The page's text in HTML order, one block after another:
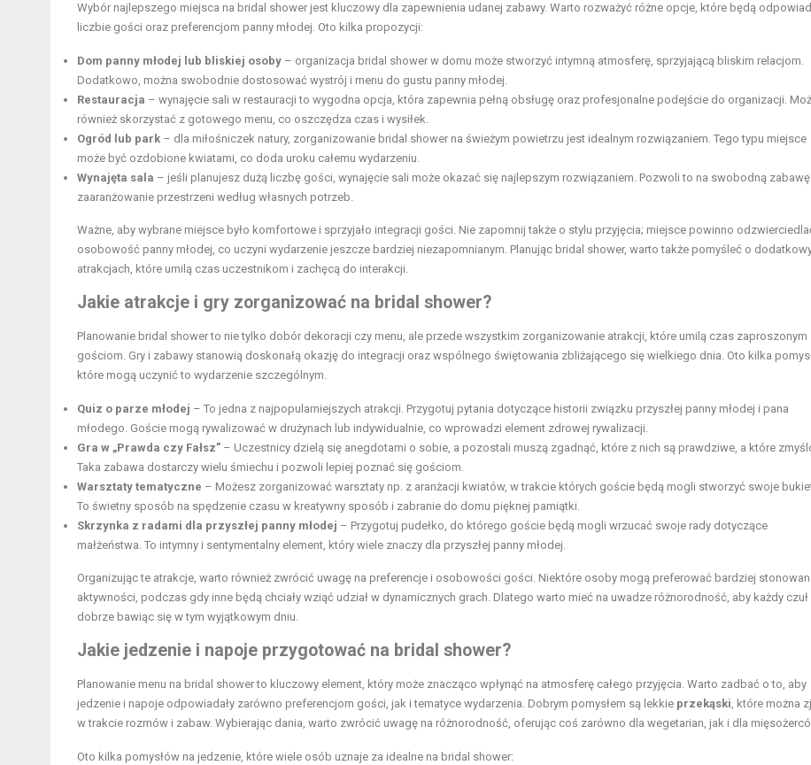
Wybór najlepszego miejsca na bridal shower jest kluczowy dla zapewnienia udanej zabawy. Warto rozważyć różne opcje, które będą
liczbie gości oraz preferencjom panny młodej. Oto kilka propozycji:
Dom panny młodej lub bliskiej osoby – organizacja bridal shower w domu może stworzyć intymną atmosferę, sprzyjającą bliskim relacjom.
Dodatkowo, można swobodnie dostosować wystrój i menu do gustu panny młodej.
Restauracja – wynajęcie sali w restauracji to wygodna opcja, która zapewnia pełną obsługę oraz profesjonalne podejście do organizacji.
również skorzystać z gotowego menu, co oszczędza czas i wysiłek.
Ogród lub park – dla miłośniczek natury, zorganizowanie bridal shower na świeżym powietrzu jest idealnym rozwiązaniem. Tego typu miejsce
może być ozdobione kwiatami, co doda uroku całemu wydarzeniu.
Wynajęta sala – jeśli planujesz dużą liczbę gości, wynajęcie sali może okazać się najlepszym rozwiązaniem. Pozwoli to na swobodną zabawę
zaaranżowanie przestrzeni według własnych potrzeb.
Ważne, aby wybrane miejsce było komfortowe i sprzyjało integracji gości. Nie zapomnij także o stylu przyjęcia; miejsce powinno
osobowość panny młodej, co uczyni wydarzenie jeszcze bardziej niezapomnianym. Planując bridal shower, warto także pomyśleć o
atrakcjach, które umilą czas uczestnikom i zachęcą do interakcji.
Jakie atrakcje i gry zorganizować na bridal shower?
Planowanie bridal shower to nie tylko dobór dekoracji czy menu, ale przede wszystkim zorganizowanie atrakcji, które umilą czas zaproszonym
gościom. Gry i zabawy stanowią doskonałą okazję do integracji oraz wspólnego świętowania zbliżającego się wielkiego dnia. Oto kilka
które mogą uczynić to wydarzenie szczególnym.
Quiz o parze młodej – To jedna z najpopularniejszych atrakcji. Przygotuj pytania dotyczące historii związku przyszłej panny młodej i pana
młodego. Goście mogą rywalizować w drużynach lub indywidualnie, co wprowadzi element zdrowej rywalizacji.
Gra w „Prawda czy Fałsz” – Uczestnicy dzielą się anegdotami o sobie, a pozostali muszą zgadnąć, które z nich są prawdziwe, a które
Taka zabawa dostarczy wielu śmiechu i pozwoli lepiej poznać się gościom.
Warsztaty tematyczne – Możesz zorganizować warsztaty np. z aranżacji kwiatów, w trakcie których goście będą mogli stworzyć swoje
To świetny sposób na spędzenie czasu w kreatywny sposób i zabranie do domu pięknej pamiątki.
Skrzynka z radami dla przyszłej panny młodej – Przygotuj pudełko, do którego goście będą mogli wrzucać swoje rady dotyczące
małżeństwa. To intymny i sentymentalny element, który wiele znaczy dla przyszłej panny młodej.
Organizując te atrakcje, warto również zwrócić uwagę na preferencje i osobowości gości. Niektóre osoby mogą preferować bardziej
aktywności, podczas gdy inne będą chciały wziąć udział w dynamicznych grach. Dlatego warto mieć na uwadze różnorodność, aby każdy czuł
dobrze bawiąc się w tym wyjątkowym dniu.
Jakie jedzenie i napoje przygotować na bridal shower?
Planowanie menu na bridal shower to kluczowy element, który może znacząco wpłynąć na atmosferę całego przyjęcia. Warto zadbać o to, aby
jedzenie i napoje odpowiadały zarówno preferencjom gości, jak i tematyce wydarzenia. Dobrym pomysłem są lekkie przekąski, które można
w trakcie rozmów i zabaw. Wybierając dania, warto zwrócić uwagę na różnorodność, oferując coś zarówno dla wegetarian, jak i dla
Oto kilka pomysłów na jedzenie, które wiele osób uznaje za idealne na bridal shower: